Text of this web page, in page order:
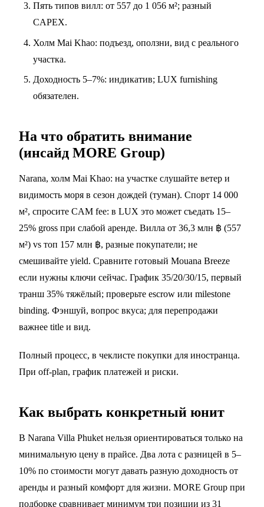
Пять типов вилл: от 557 до 1 056 м²; разный
CAPEX.
Холм Mai Khao: подъезд, оползни, вид с реального
участка.
Доходность 5–7%: индикатив; LUX furnishing
обязателен.
На что обратить внимание
(инсайд MORE Group)
Narana, холм Mai Khao: на участке слушайте ветер и
видимость моря в сезон дождей (туман). Спорт 14 000
м², спросите CAM fee: в LUX это может съедать 15–
25% gross при слабой аренде. Вилла от 36,3 млн ฿ (557
м²) vs топ 157 млн ฿, разные покупатели; не
смешивайте yield. Сравните готовый Mouana Breeze
если нужны ключи сейчас. График 35/20/30/15, первый
транш 35% тяжёлый; проверьте escrow или milestone
binding. Фэншуй, вопрос вкуса; для перепродажи
важнее title и вид.
Полный процесс, в чеклисте покупки для иностранца.
При off-plan, график платежей и риски.
Как выбрать конкретный юнит
В Narana Villa Phuket нельзя ориентироваться только на
минимальную цену в прайсе. Два лота с разницей в 5–
10% по стоимости могут давать разную доходность от
аренды и разный комфорт для жизни. MORE Group при
подборке сравнивает минимум три позиции из 31